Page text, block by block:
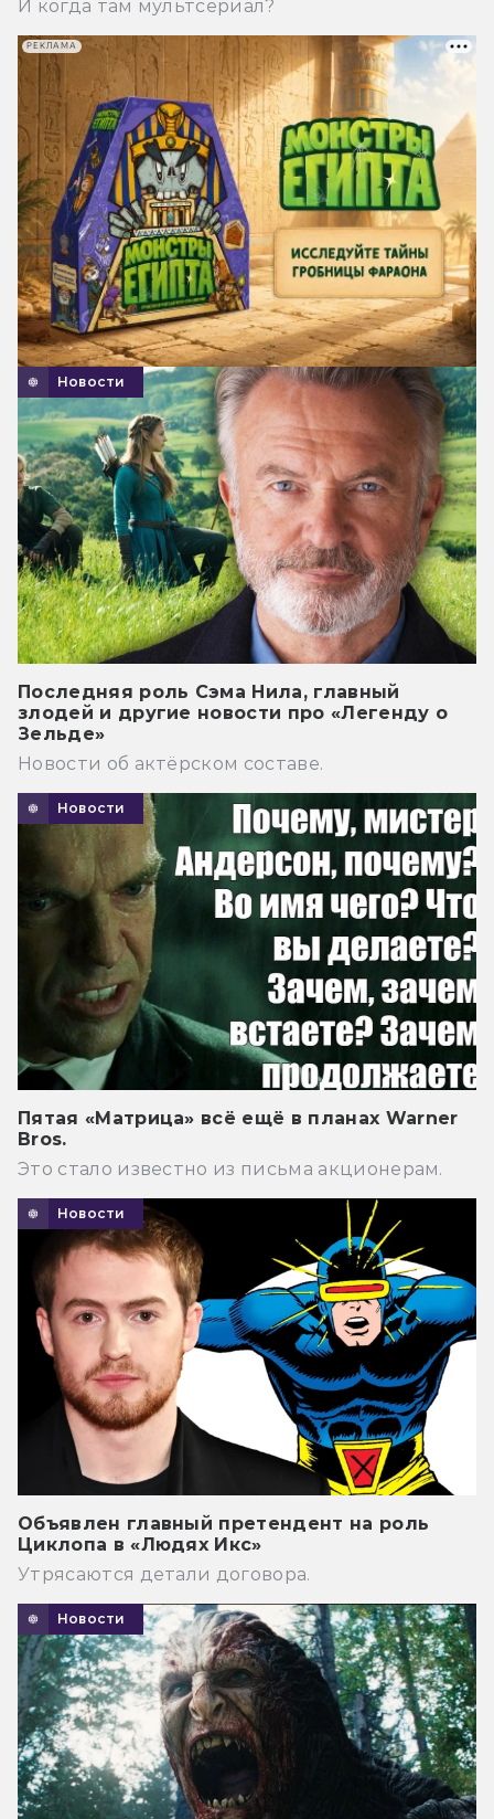
И когда там мультсериал?
Новости
Последняя роль Сэма Нила, главный
злодей и другие новости про «Легенду о
Зельде»
Новости об актёрском составе.
Новости
Пятая «Матрица» всё ещё в планах Warner
Bros.
Это стало известно из письма акционерам.
Новости
Объявлен главный претендент на роль
Циклопа в «Людях Икс»
Утрясаются детали договора.
Новости
РЕКЛАМА